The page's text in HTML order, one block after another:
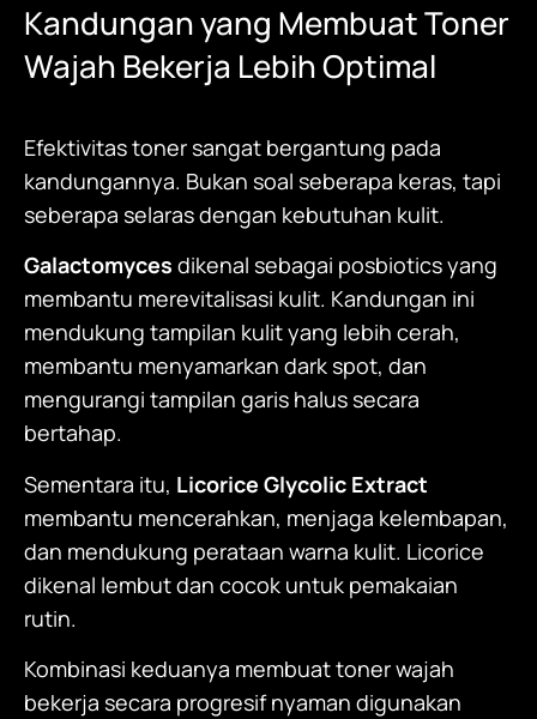
Kandungan yang Membuat Toner
Wajah Bekerja Lebih Optimal
Efektivitas toner sangat bergantung pada
kandungannya. Bukan soal seberapa keras, tapi
seberapa selaras dengan kebutuhan kulit.
Galactomyces dikenal sebagai posbiotics yang
membantu merevitalisasi kulit. Kandungan ini
mendukung tampilan kulit yang lebih cerah,
membantu menyamarkan dark spot, dan
mengurangi tampilan garis halus secara
bertahap.
Sementara itu, Licorice Glycolic Extract
membantu mencerahkan, menjaga kelembapan,
dan mendukung perataan warna kulit. Licorice
dikenal lembut dan cocok untuk pemakaian
rutin.
Kombinasi keduanya membuat toner wajah
bekerja secara progresif nyaman digunakan